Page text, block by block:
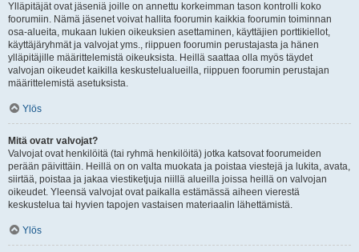
Ylläpitäjät ovat jäseniä joille on annettu korkeimman tason kontrolli koko
foorumiin. Nämä jäsenet voivat hallita foorumin kaikkia foorumin toiminnan
osa-alueita, mukaan lukien oikeuksien asettaminen, käyttäjien porttikiellot,
käyttäjäryhmät ja valvojat yms., riippuen foorumin perustajasta ja hänen
ylläpitäjille määrittelemistä oikeuksista. Heillä saattaa olla myös täydet
valvojan oikeudet kaikilla keskustelualueilla, riippuen foorumin perustajan
määrittelemistä asetuksista.
Ylös
Mitä ovatr valvojat?
Valvojat ovat henkilöitä (tai ryhmä henkilöitä) jotka katsovat foorumeiden
perään päivittäin. Heillä on on valta muokata ja poistaa viestejä ja lukita, avata,
siirtää, poistaa ja jakaa viestiketjuja niillä alueilla joissa heillä on valvojan
oikeudet. Yleensä valvojat ovat paikalla estämässä aiheen vierestä
keskustelua tai hyvien tapojen vastaisen materiaalin lähettämistä.
Ylös